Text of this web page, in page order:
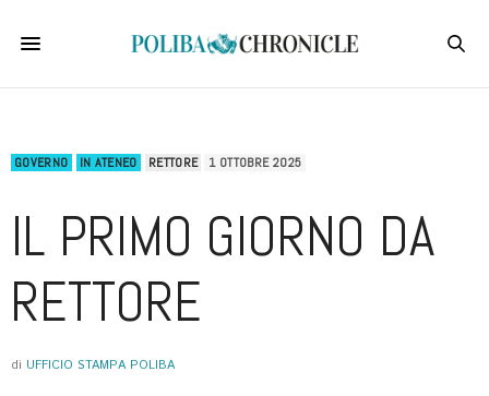
GOVERNO IN ATENEO RETTORE 1 OTTOBRE 2025
IL PRIMO GIORNO DA
RETTORE
di UFFICIO STAMPA POLIBA